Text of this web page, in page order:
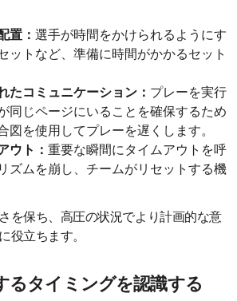
置：選手が時間をかけられるようにす
ットなど、準備に時間がかかるセット
たコミュニケーション： プレーを実行
同じページにいることを確保するため
図を使用してプレーを遅くします。
ウト：重要な瞬間にタイムアウトを呼
ズムを崩し、チームがリセットする機
を保ち、高圧の状況でより計画的な意
役立ちます。
るタイミングを認識する